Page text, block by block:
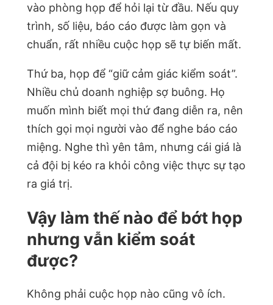
vào phòng họp để hỏi lại từ đầu. Nếu quy
trình, số liệu, báo cáo được làm gọn và
chuẩn, rất nhiều cuộc họp sẽ tự biến mất.
Thứ ba, họp để “giữ cảm giác kiểm soát”.
Nhiều chủ doanh nghiệp sợ buông. Họ
muốn mình biết mọi thứ đang diễn ra, nên
thích gọi mọi người vào để nghe báo cáo
miệng. Nghe thì yên tâm, nhưng cái giá là
cả đội bị kéo ra khỏi công việc thực sự tạo
ra giá trị.
Vậy làm thế nào để bớt họp
nhưng vẫn kiểm soát
được?
Không phải cuộc họp nào cũng vô ích.